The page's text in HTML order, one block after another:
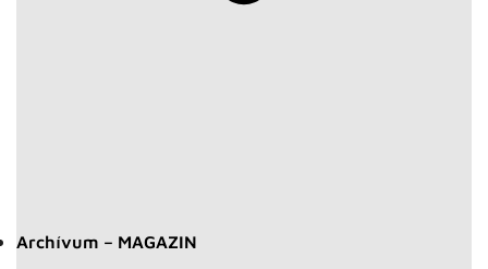
Archívum – MAGAZIN